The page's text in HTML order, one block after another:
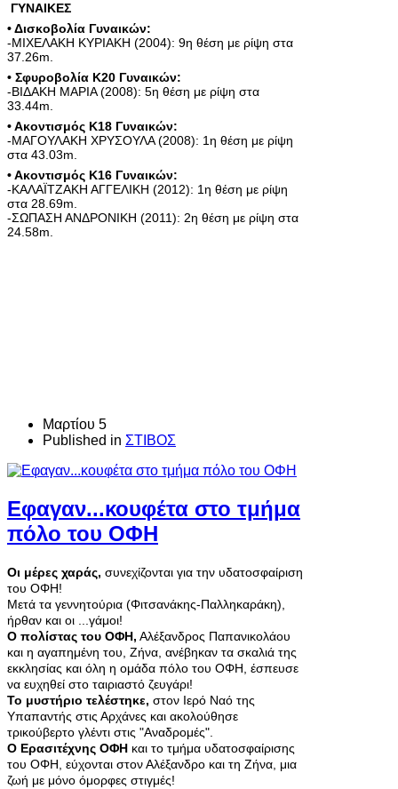
ΓΥΝΑΙΚΕΣ
• Δισκοβολία Γυναικών:
-ΜΙΧΕΛΑΚΗ ΚΥΡΙΑΚΗ (2004): 9η θέση με ρίψη στα
37.26m.
• Σφυροβολία Κ20 Γυναικών:
-ΒΙΔΑΚΗ ΜΑΡΙΑ (2008): 5η θέση με ρίψη στα
33.44m.
• Ακοντισμός Κ18 Γυναικών:
-ΜΑΓΟΥΛΑΚΗ ΧΡΥΣΟΥΛΑ (2008): 1η θέση με ρίψη
στα 43.03m.
• Ακοντισμός Κ16 Γυναικών:
-ΚΑΛΑΪΤΖΑΚΗ ΑΓΓΕΛΙΚΗ (2012): 1η θέση με ρίψη
στα 28.69m.
-ΣΩΠΑΣΗ ΑΝΔΡΟΝΙΚΗ (2011): 2η θέση με ρίψη στα
24.58m.
Μαρτίου 5
Published in ΣΤΙΒΟΣ
Εφαγαν...κουφέτα στο τμήμα
πόλο του ΟΦΗ
Οι μέρες χαράς, συνεχίζονται για την υδατοσφαίριση
του ΟΦΗ!
Μετά τα γεννητούρια (Φιτσανάκης-Παλληκαράκη),
ήρθαν και οι ...γάμοι!
Ο πολίστας του ΟΦΗ, Αλέξανδρος Παπανικολάου
και η αγαπημένη του, Ζήνα, ανέβηκαν τα σκαλιά της
εκκλησίας και όλη η ομάδα πόλο του ΟΦΗ, έσπευσε
να ευχηθεί στο ταιριαστό ζευγάρι!
Το μυστήριο τελέστηκε, στον Ιερό Ναό της
Υπαπαντής στις Αρχάνες και ακολούθησε
τρικούβερτο γλέντι στις "Αναδρομές".
Ο Ερασιτέχνης ΟΦΗ και το τμήμα υδατοσφαίρισης
του ΟΦΗ, εύχονται στον Αλέξανδρο και τη Ζήνα, μια
ζωή με μόνο όμορφες στιγμές!